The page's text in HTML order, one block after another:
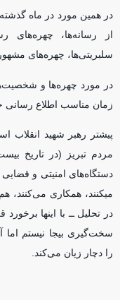
در همین مورد در ماه
از رسانه‌ها، چهره‌های
سلبریتی‌ها، چهره‌های
در مورد چهره‌ها و
زمان مناسب اطلاع رسانی
پیشتر رهبر شهید انقلاب
دستگاه‌های امنیتی و
میکنند، همکاری می‌کنند،
در تحلیل ــ با اینها برخورد
سخت‌گیری بیجا نیستم
را دچار زیان می‌کند.